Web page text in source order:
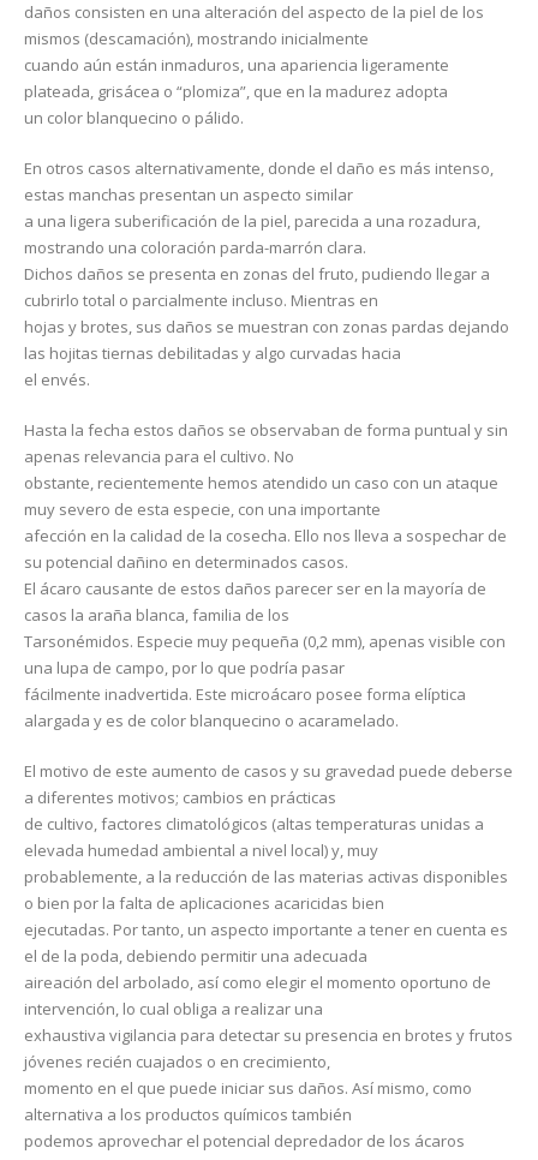
daños consisten en una alteración del aspecto de la piel de los
mismos (descamación), mostrando inicialmente
cuando aún están inmaduros, una apariencia ligeramente
plateada, grisácea o “plomiza”, que en la madurez adopta
un color blanquecino o pálido.
En otros casos alternativamente, donde el daño es más intenso,
estas manchas presentan un aspecto similar
a una ligera suberificación de la piel, parecida a una rozadura,
mostrando una coloración parda-marrón clara.
Dichos daños se presenta en zonas del fruto, pudiendo llegar a
cubrirlo total o parcialmente incluso. Mientras en
hojas y brotes, sus daños se muestran con zonas pardas dejando
las hojitas tiernas debilitadas y algo curvadas hacia
el envés.
Hasta la fecha estos daños se observaban de forma puntual y sin
apenas relevancia para el cultivo. No
obstante, recientemente hemos atendido un caso con un ataque
muy severo de esta especie, con una importante
afección en la calidad de la cosecha. Ello nos lleva a sospechar de
su potencial dañino en determinados casos.
El ácaro causante de estos daños parecer ser en la mayoría de
casos la araña blanca, familia de los
Tarsonémidos. Especie muy pequeña (0,2 mm), apenas visible con
una lupa de campo, por lo que podría pasar
fácilmente inadvertida. Este microácaro posee forma elíptica
alargada y es de color blanquecino o acaramelado.
El motivo de este aumento de casos y su gravedad puede deberse
a diferentes motivos; cambios en prácticas
de cultivo, factores climatológicos (altas temperaturas unidas a
elevada humedad ambiental a nivel local) y, muy
probablemente, a la reducción de las materias activas disponibles
o bien por la falta de aplicaciones acaricidas bien
ejecutadas. Por tanto, un aspecto importante a tener en cuenta es
el de la poda, debiendo permitir una adecuada
aireación del arbolado, así como elegir el momento oportuno de
intervención, lo cual obliga a realizar una
exhaustiva vigilancia para detectar su presencia en brotes y frutos
jóvenes recién cuajados o en crecimiento,
momento en el que puede iniciar sus daños. Así mismo, como
alternativa a los productos químicos también
podemos aprovechar el potencial depredador de los ácaros